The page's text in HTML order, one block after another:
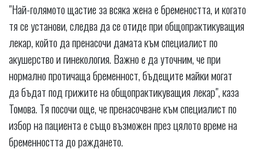
"Най-голямото щастие за всяка жена е бремеността, и когато
тя се установи, следва да се отиде при общопрактикуващия
лекар, който да пренасочи дамата към специалист по
акушерство и гинекология. Важно е да уточним, че при
нормално протичаща бременност, бъдещите майки могат
да бъдат под грижите на общопрактикуващия лекар", каза
Томова. Тя посочи още, че пренасочване към специалист по
избор на пациента е също възможен през цялото време на
бременността до раждането.